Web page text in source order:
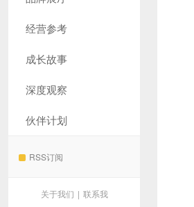
经营参考
成长故事
深度观察
伙伴计划
RSS订阅
关于我们 | 联系我